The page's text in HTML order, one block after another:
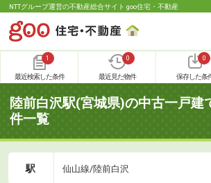
NTTグループ運営の不動産総合サイト goo住宅・不動産
1
最近検索した条件
0
最近見た物件
0
保存した条
陸前白沢駅(宮城県)の中古一戸建
件一覧
駅 仙山線/陸前白沢